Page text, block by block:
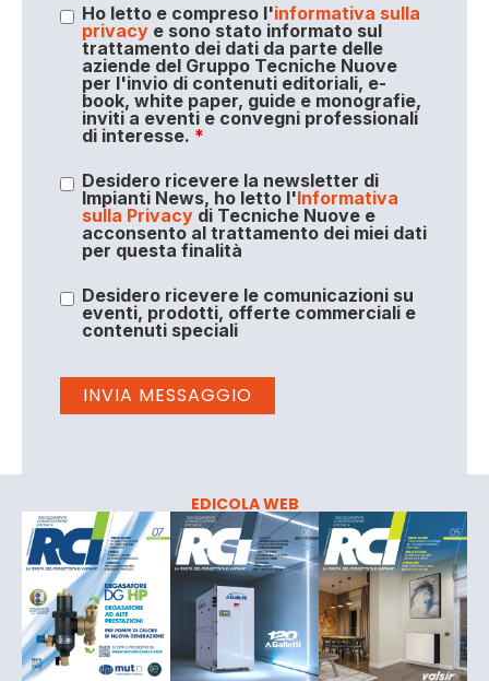
Ho letto e compreso l'informativa sulla
privacye sono stato informato sul
trattamento dei dati da parte delle
aziende del Gruppo Tecniche Nuove
per l'invio di contenuti editoriali, e-
book, white paper, guide e monografie,
inviti a eventi e convegni professionali
di interesse. *
Desidero ricevere la newsletter di
Impianti News, ho letto l'Informativa
sulla Privacydi Tecniche Nuove e
acconsento al trattamento dei miei dati
per questa finalità
Desidero ricevere le comunicazioni su
eventi, prodotti, offerte commerciali e
contenuti speciali
EDICOLA WEB